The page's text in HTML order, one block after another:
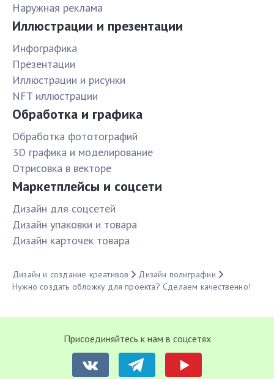
Наружная реклама
Иллюстрации и презентации
Инфографика
Презентации
Иллюстрации и рисунки
NFT иллюстрации
Обработка и графика
Обработка фототографий
3D графика и моделирование
Отрисовка в векторе
Маркетплейсы и соцсети
Дизайн для соцсетей
Дизайн упаковки и товара
Дизайн карточек товара
Дизайн и создание креативов
Дизайн полиграфии
Нужно создать обложку для проекта? Сделаем качественно!
Присоединяйтесь к нам в соцсетях